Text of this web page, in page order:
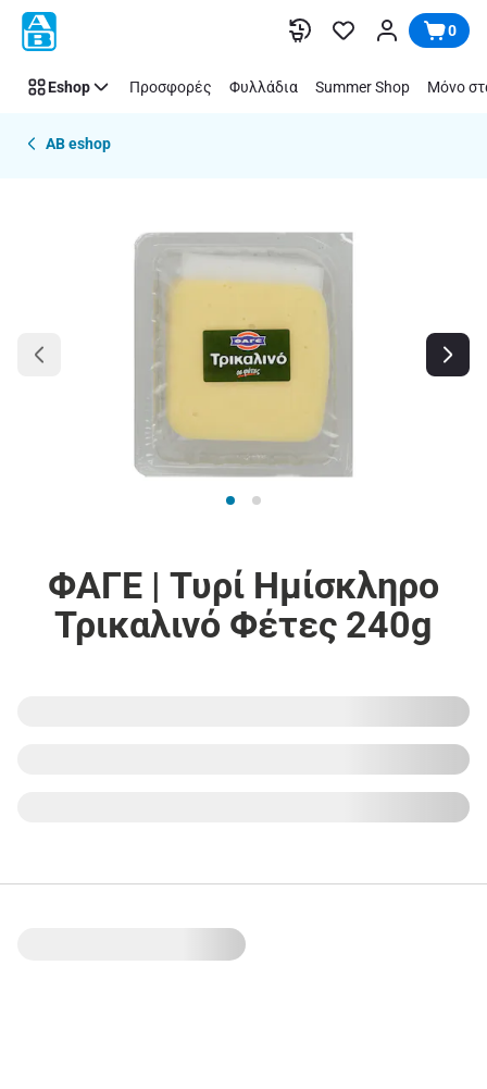
Παράλειψη 0
Eshop Προσφορές Φυλλάδια Summer Shop Μόνο
AB eshop
ΦΑΓΕ | Τυρί Ημίσκληρο
Τρικαλινό Φέτες 240g